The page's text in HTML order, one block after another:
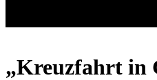
„Kreuzfahrt in